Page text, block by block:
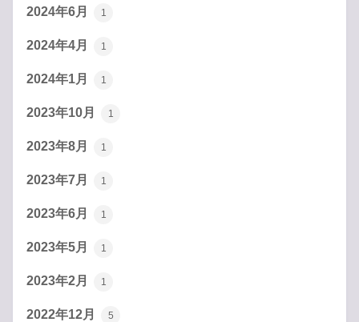
2024年6月 1
2024年4月 1
2024年1月 1
2023年10月 1
2023年8月 1
2023年7月 1
2023年6月 1
2023年5月 1
2023年2月 1
2022年12月 5